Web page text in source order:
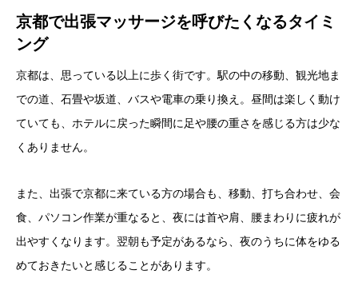
京都で出張マッサージを呼びたくなるタイミ
ング
京都は、思っている以上に歩く街です。駅の中の移動、観光地ま
での道、石畳や坂道、バスや電車の乗り換え。昼間は楽しく動け
ていても、ホテルに戻った瞬間に足や腰の重さを感じる方は少な
くありません。
また、出張で京都に来ている方の場合も、移動、打ち合わせ、会
食、パソコン作業が重なると、夜には首や肩、腰まわりに疲れが
出やすくなります。翌朝も予定があるなら、夜のうちに体をゆる
めておきたいと感じることがあります。